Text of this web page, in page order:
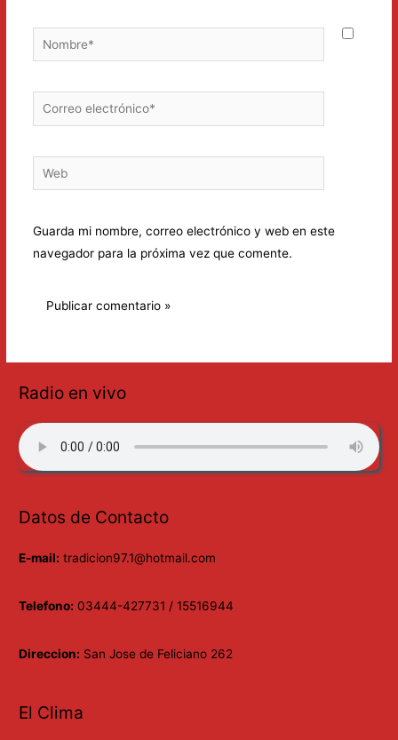
Nombre*
Correo
electrónico*
Web
Guarda mi nombre, correo electrónico y web en este
navegador para la próxima vez que comente.
Radio en vivo
Datos de Contacto
E-mail: tradicion97.1@hotmail.com
Telefono: 03444-427731 / 15516944
Direccion: San Jose de Feliciano 262
El Clima